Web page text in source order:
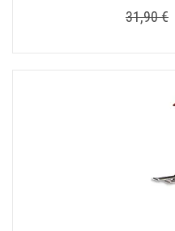
31,90 €